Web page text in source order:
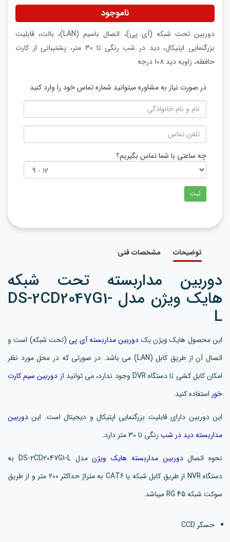
ناموجود
دوربین تحت شبکه (آی پی)، اتصال باسیم (LAN)، بالت، قابلیت
بزرگنمایی اپتیکال، دید در شب رنگی تا 30 متر، پشتیبانی از کارت
حافظه، زاویه دید 108 درجه
در صورت نیاز به مشاوره میتوانید شماره تماس خود را وارد کنید
چه ساعتی با شما تماس بگیریم؟
ثبت
توضیحات مشخصات فنی
دوربین مداربسته تحت شبکه
هایک ویژن مدل DS-2CD2047G1-
L
این محصول هایک ویژن یک دوربین مداربسته آی پی (تحت شبکه) است و
اتصال آن از طریق کابل (LAN) می باشد. در صورتی که در محل مورد نظر
امکان کابل کشی تا دستگاه DVR وجود ندارد، می توانید از
دوربین سیم کارت
خور استفاده کنید.
این دوربین دارای قابلیت بزرگنمایی اپتیکال و دیجیتال است. این دوربین
مداربسته دید در شب رنگی تا 30 متر دارد.
نحوه اتصالدوربین مداربسته هایک ویژن
مدل DS-2CD2047G1-L به
دستگاه NVR از طریق کابل شبکه یا CAT6 به متراژ حداکثر 200 متر و از طریق
سوکت شبکه RG 45 میباشد.
حسگر CCD